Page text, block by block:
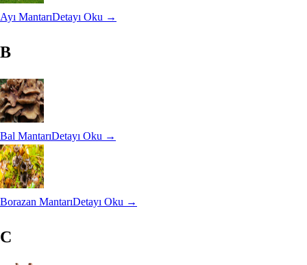
Ayı MantarıDetayı Oku →
B
Bal MantarıDetayı Oku →
Borazan MantarıDetayı Oku →
C